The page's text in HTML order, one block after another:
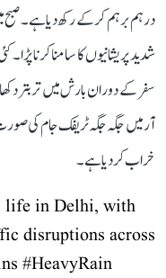
درہم برہم کر کے رکھ دیا ہے۔
شدید پریشانیوں کا سامنا کرنا پڑا۔
سفر کے دوران بارش میں تر بتر
آر میں جگہ جگہ ٹریفک جام کی
خراب کر دیا ہے۔
life in Delhi, with
disruptions across
#HeavyRain